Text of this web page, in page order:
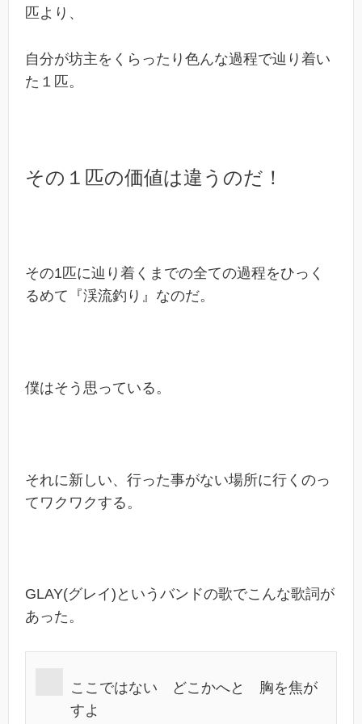
匹より、
自分が坊主をくらったり色んな過程で辿り着い
た１匹。
その１匹の価値は違うのだ！
その1匹に辿り着くまでの全ての過程をひっく
るめて『渓流釣り』なのだ。
僕はそう思っている。
それに新しい、行った事がない場所に行くのっ
てワクワクする。
GLAY(グレイ)というバンドの歌でこんな歌詞が
あった。
ここではない どこかへと 胸を焦が
すよ